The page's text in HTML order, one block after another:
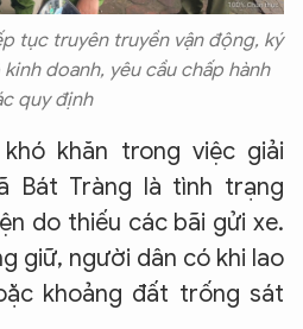
tục truyên truyền vận động, ký
doanh, yêu cầu chấp hành
quy định
khăn trong việc giải
Bát Tràng là tình trạng
do thiếu các bãi gửi xe.
giữ, người dân có khi lao
khoảng đất trống sát